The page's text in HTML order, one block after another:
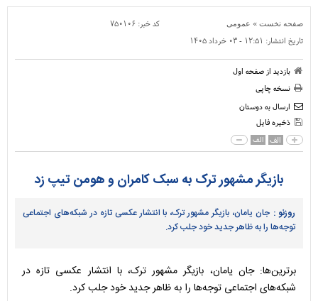
صفحه نخست » عمومی کد خبر: ۷۵۰۱۰۶
تاریخ انتشار: ۱۲:۵۱ - ۰۳ خرداد ۱۴۰۵
بازدید از صفحه اول
نسخه چاپی
ارسال به دوستان
ذخیره فایل
الف الف
بازیگر مشهور ترک به سبک کامران و هومن تیپ زد
روزنو : جان یامان، بازیگر مشهور ترک، با انتشار عکسی تازه در شبکه‌های اجتماعی
توجه‌ها را به ظاهر جدید خود جلب کرد.
برترین‌ها: جان یامان، بازیگر مشهور ترک، با انتشار عکسی تازه در
شبکه‌های اجتماعی توجه‌ها را به ظاهر جدید خود جلب کرد.